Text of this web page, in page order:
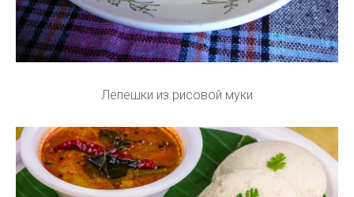
Лепешки из рисовой муки